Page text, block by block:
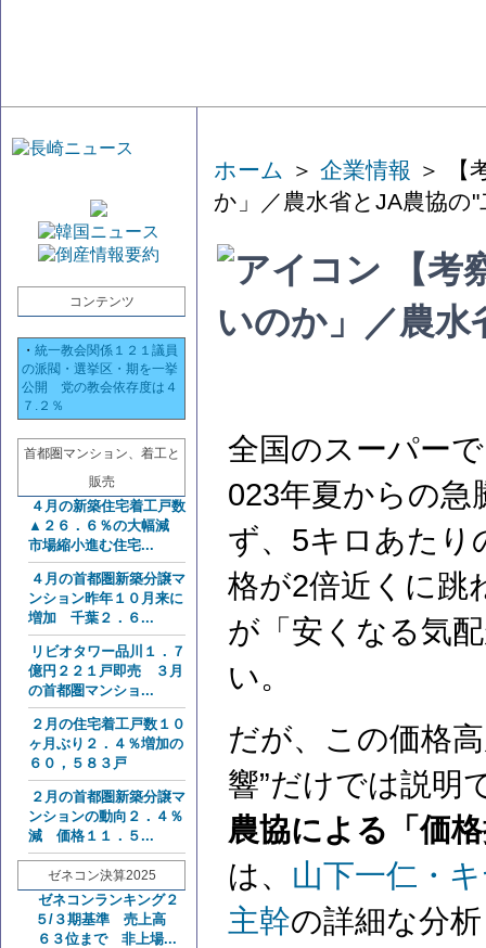
コンテンツ
・ 統一教会関係１２１議員
の派閥・選挙区・期を一挙
公開 党の教会依存度は４
７.２％
首都圏マンション、着工と
販売
４月の新築住宅着工戸数
▲２６．６％の大幅減
市場縮小進む住宅...
４月の首都圏新築分譲マ
ンション昨年１０月来に
増加 千葉２．６...
リビオタワー品川１．７
億円２２１戸即売 ３月
の首都圏マンショ...
２月の住宅着工戸数１０
ヶ月ぶり２．４％増加の
６０，５８３戸
２月の首都圏新築分譲マ
ンションの動向２．４％
減 価格１１．５...
ゼネコン決算2025
ゼネコンランキング２
５/３期基準 売上高
６３位まで 非上場...
ホーム ＞ 企業情報 ＞ 【
か」／農水省とJA農協の"
【考
いのか」／農
全国のスーパー
023年夏からの急
ず、5キロあたり
格が2倍近くに跳
が「安くなる気
い。
だが、この価格
響”だけでは説明
農協による「価
は、 山下一仁・
主幹の詳細な分